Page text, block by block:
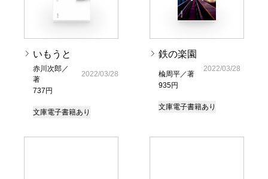
いもうと
赤川次郎／
著
737円
2022/03/28
文庫電子書籍あり
鉄の楽園
楡周平／著
935円
2022/03/28
文庫電子書籍あり